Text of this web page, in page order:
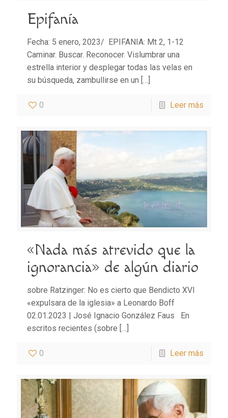
Epifanía
Fecha: 5 enero, 2023/ EPIFANIA: Mt 2, 1-12
Caminar. Buscar. Reconocer. Vislumbrar una
estrella interior y desplegar todas las velas en
su búsqueda, zambullirse en un […]
0 Leer más
«Nada más atrevido que la
ignorancia» de algún diario
sobre Ratzinger: No es cierto que Bendicto XVI
«expulsara de la iglesia» a Leonardo Boff
02.01.2023 | José Ignacio González Faus En
escritos recientes (sobre […]
0 Leer más